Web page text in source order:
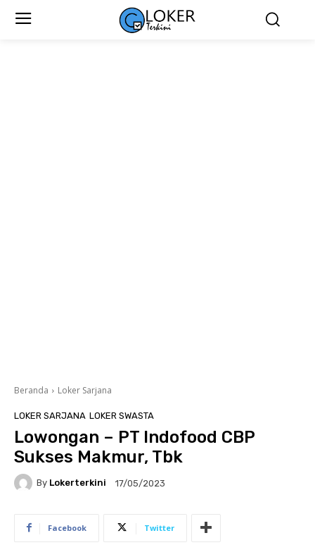
Beranda Loker Sarjana
LOKER SARJANA LOKER SWASTA
Lowongan – PT Indofood CBP
Sukses Makmur, Tbk
By Lokerterkini 17/05/2023
Facebook Twitter